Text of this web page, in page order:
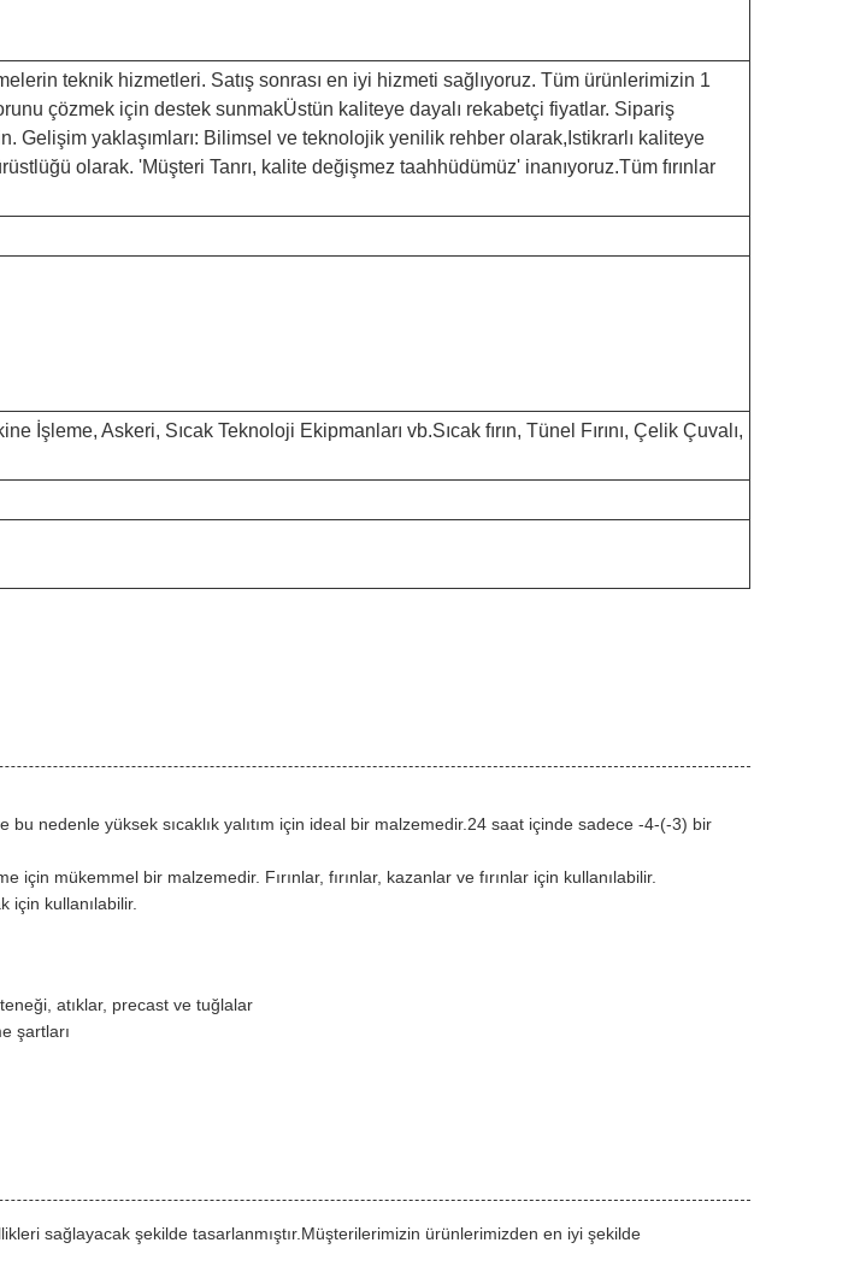
teknik hizmetleri. Satış sonrası en iyi hizmeti sağlıyoruz. Tüm ürünlerimizin 1
çözmek için destek sunmakÜstün kaliteye dayalı rekabetçi fiyatlar. Sipariş
Gelişim yaklaşımları: Bilimsel ve teknolojik yenilik rehber olarak,Istikrarlı kaliteye
olarak. 'Müşteri Tanrı, kalite değişmez taahhüdümüz' inanıyoruz.Tüm fırınlar
Askeri, Sıcak Teknoloji Ekipmanları vb.Sıcak fırın, Tünel Fırını, Çelik Çuvalı,
bu nedenle yüksek sıcaklık yalıtım için ideal bir malzemedir.24 saat içinde sadece -4-(-3) bir
mükemmel bir malzemedir. Fırınlar, fırınlar, kazanlar ve fırınlar için kullanılabilir.
için kullanılabilir.
atıklar, precast ve tuğlalar
şartları
sağlayacak şekilde tasarlanmıştır.Müşterilerimizin ürünlerimizden en iyi şekilde